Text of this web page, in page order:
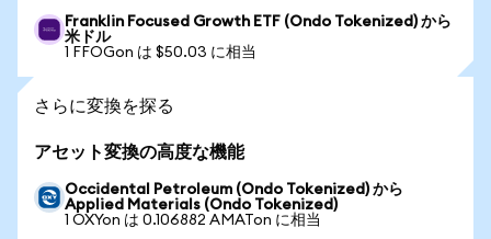
Franklin Focused Growth ETF (Ondo Tokenized) から
米ドル
1 FFOGon は $50.03 に相当
さらに変換を探る
アセット変換の高度な機能
Occidental Petroleum (Ondo Tokenized) から
Applied Materials (Ondo Tokenized)
1 OXYon は 0.106882 AMATon に相当